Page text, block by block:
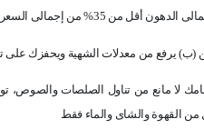
يومياً، والكم الأكبر منها ينبغى أن يكون من الدهون غير المشبعة
(ب) يرفع من معدلات الشهية ويحفزك على
لا مانع من تناول الصلصات والصوص،
من القهوة والشاى والماء فقط